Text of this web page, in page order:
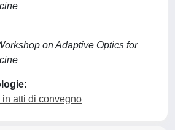
on Adaptive Optics for
atti di convegno